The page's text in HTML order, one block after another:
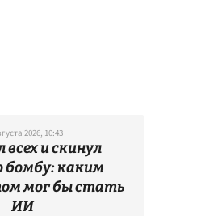
2026, 10:43
всех и скинул
бомбу: каким
мог бы стать
ИИ